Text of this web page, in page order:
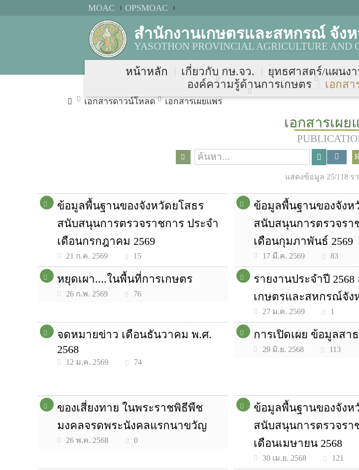
MOAC OPSMOAC
สำนักงานเกษตรและสหกรณ์ จัง
YASOTHON PROVINCIAL AGRICULTURE AND
หน้าหลัก เกี่ยวกับ กษ.จว. ยุทธศาสตร์/แผนง
องค์ความรู้ด้านการเกษตร
เอกส
เอกสารดาวน์โหลด เอกสารเผยแพร
เอกสารเผย
แสดงข้อมูล 25/118 ร
ข้อมูลพื้นฐานของจังหวัดยโสธร
สนับสนุนการตรวจราชการ ประจำ
เดือนกรกฎาคม 2569
21 ก.ค. 2569 15
ข้อมูลพื้นฐานของจังห
สนับสนุนการตรวจรา
เดือนกุมภาพันธ์ 2569
17 มี.ค. 2569 83
หยุดเผา....ในพื้นที่การเกษตร
26 ก.พ. 2569 76
รายงานประจำปี
เกษตรและสหกรณ์จัง
27 ม.ค. 2569 1
จดหมายข่าว เดือนธันวาคม พ.ศ.
2568
12 ม.ค. 2569 74
การเปิดเผย ข้อมูลสา
29 มิ.ย. 2568 113
ของเสี่ยงทาย ในพระราชพิธีพืช
มงคลจรดพระนังคลแรกนาขวัญ
26 พ.ค. 2568 0
ข้อมูลพื้นฐานของจังห
สนับสนุนการตรวจรา
เดือนเมษายน 2568
30 เม.ย. 2568 121